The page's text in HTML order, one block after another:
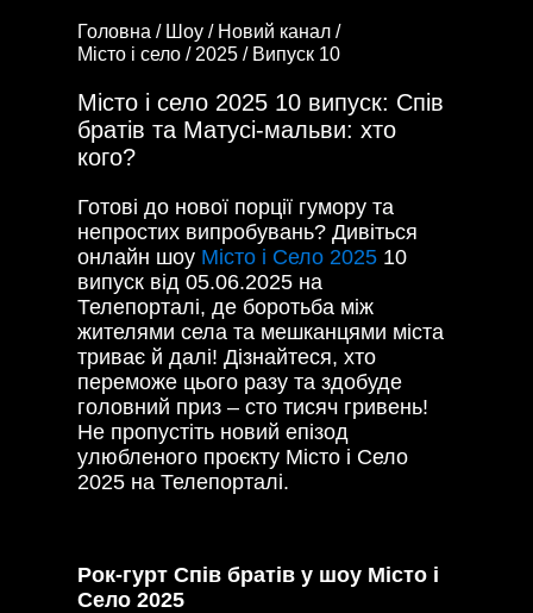
Головна / Шоу / Новий канал /
Місто і село / 2025 / Випуск 10
Місто і село 2025 10 випуск: Спів
братів та Матусі-мальви: хто
кого?
Готові до нової порції гумору та
непростих випробувань? Дивіться
онлайн шоу Місто і Село 2025 10
випуск від 05.06.2025 на
Телепорталі, де боротьба між
жителями села та мешканцями міста
триває й далі! Дізнайтеся, хто
переможе цього разу та здобуде
головний приз – сто тисяч гривень!
Не пропустіть новий епізод
улюбленого проєкту Місто і Село
2025 на Телепорталі.
Рок-гурт Спів братів у шоу Місто і
Село 2025